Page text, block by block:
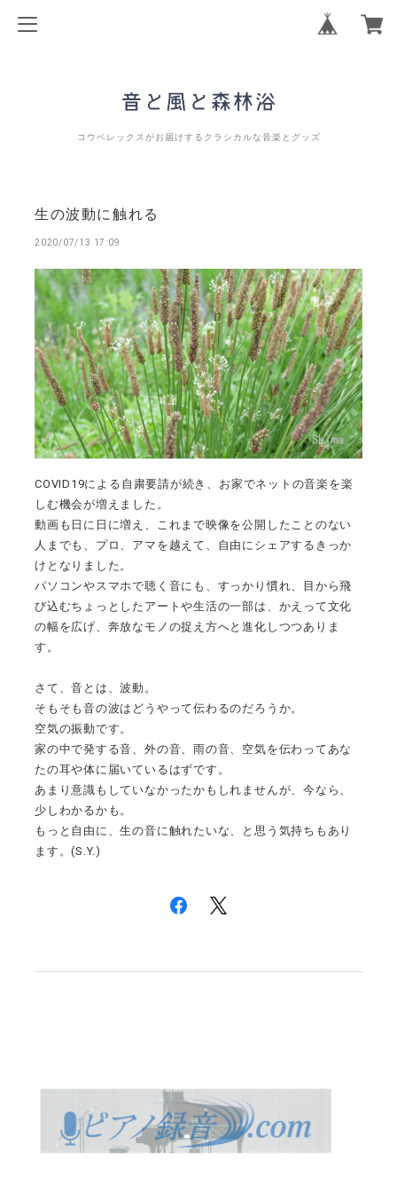
コウベレックスがお届けするクラシカルな音楽とグッズ
生の波動に触れる
2020/07/13 17:09
COVID19による自粛要請が続き、お家でネットの音楽を楽
しむ機会が増えました。
動画も日に日に増え、これまで映像を公開したことのない
人までも、プロ、アマを越えて、自由にシェアするきっか
けとなりました。
パソコンやスマホで聴く音にも、すっかり慣れ、目から飛
び込むちょっとしたアートや生活の一部は、かえって文化
の幅を広げ、奔放なモノの捉え方へと進化しつつありま
す。
さて、音とは、波動。
そもそも音の波はどうやって伝わるのだろうか。
空気の振動です。
家の中で発する音、外の音、雨の音、空気を伝わってあな
たの耳や体に届いているはずです。
あまり意識もしていなかったかもしれませんが、今なら、
少しわかるかも。
もっと自由に、生の音に触れたいな、と思う気持ちもあり
ます。(S.Y.)